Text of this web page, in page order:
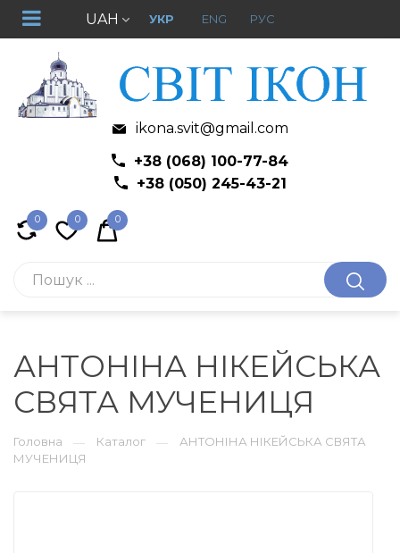
UAH УКР ENG РУС
ikona.svit@gmail.com
+38 (068) 100-77-84
+38 (050) 245-43-21
0 0 0
АНТОНІНА НІКЕЙСЬКА
СВЯТА МУЧЕНИЦЯ
Головна — Каталог —
АНТОНІНА НІКЕЙСЬКА СВЯТА
МУЧЕНИЦЯ